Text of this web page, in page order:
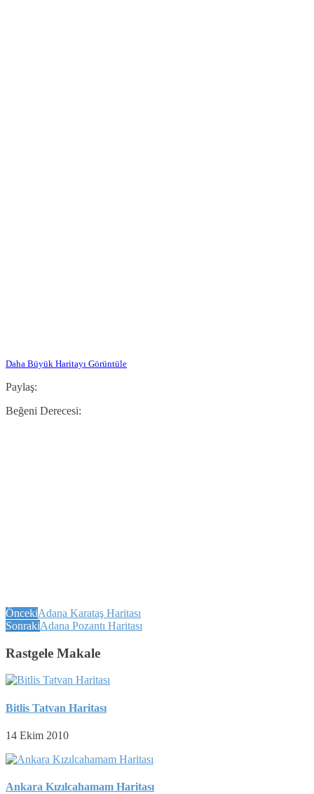
Daha Büyük Haritayı Görüntüle
Paylaş:
Beğeni Derecesi:
ÖncekiAdana Karataş Haritası
SonrakiAdana Pozantı Haritası
Rastgele Makale
Bitlis Tatvan Haritası
14 Ekim 2010
Ankara Kızılcahamam Haritası